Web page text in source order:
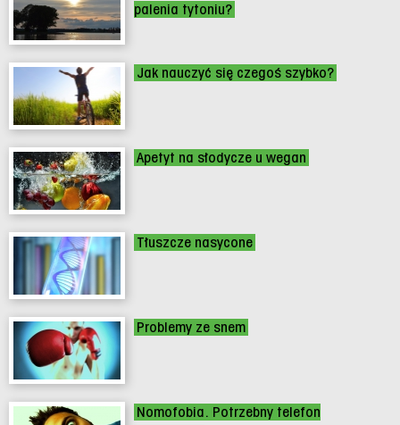
palenia tytoniu?
Jak nauczyć się czegoś szybko?
Apetyt na słodycze u wegan
Tłuszcze nasycone
Problemy ze snem
Nomofobia. Potrzebny telefon